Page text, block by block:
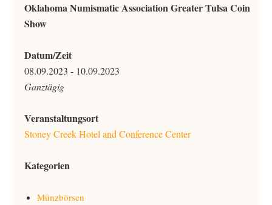
Oklahoma Numismatic Association Greater Tulsa Coin
Show
Datum/Zeit
08.09.2023 - 10.09.2023
Ganztägig
Veranstaltungsort
Stoney Creek Hotel and Conference Center
Kategorien
Münzbörsen